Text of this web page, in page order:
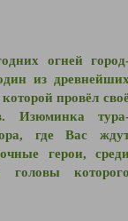
огней
из
провёл
Изюминка
где Вас
герои,